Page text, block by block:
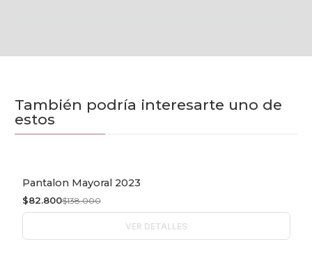
También podría interesarte uno de
estos
-40% OFF
Agotado
Pantalon Mayoral 2023
$82.800$138.000
VER DETALLES